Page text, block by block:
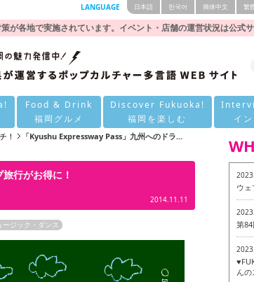
が各地で実施されています。イベント・店舗の運営状況は公式サ
LANGUAGE 日本語 한국어 簡体中文 繁
Food & Drink
福岡グルメ
Discover Fukuoka!
福岡を楽しむ
イ
！ 「Kyushu Expressway Pass」九州へのドラ...
行がお得に！
2014.11.11
ージック・ダンス
ウ
第
んの